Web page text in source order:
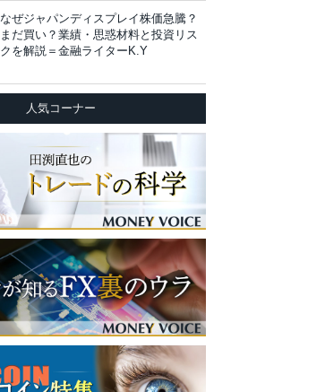
なぜジャパンディスプレイ株価急騰？
まだ買い？業績・思惑材料と投資リス
クを解説＝金融ライターK.Y
人気コーナー